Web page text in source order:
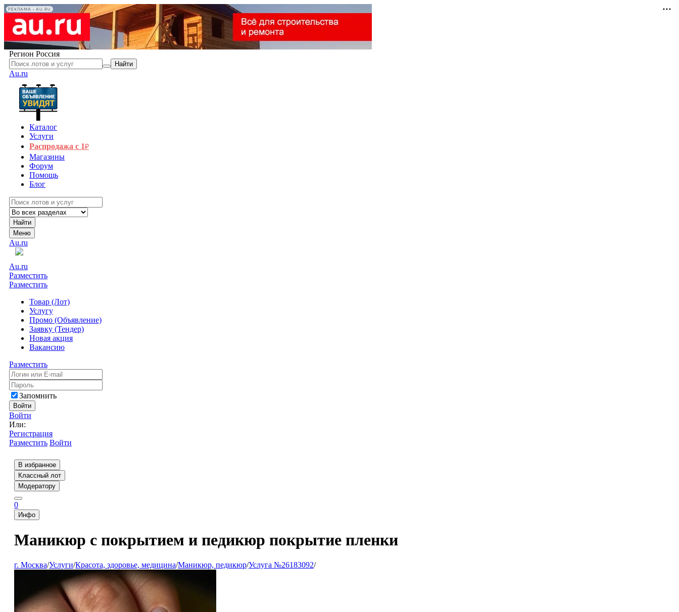
РЕКЛАМА • AU.RU
Регион Россия
Найти
Au.ru
Каталог
Услуги
Распродажа с 1₽
Магазины
Форум
Помощь
Блог
Найти
Меню
Au.ru
Au.ru
Разместить
Разместить
Товар (Лот)
Услугу
Промо (Объявление)
Заявку (Тендер)
Новая акция
Вакансию
Разместить
Запомнить
Войти
Войти
Или:
Регистрация
Разместить Войти
В избранное
Классный лот
Модератору
0
Инфо
Маникюр с покрытием и педикюр покрытие пленки
г. Москва/Услуги/Красота, здоровье, медицина/Маникюр, педикюр/Услуга №26183092/